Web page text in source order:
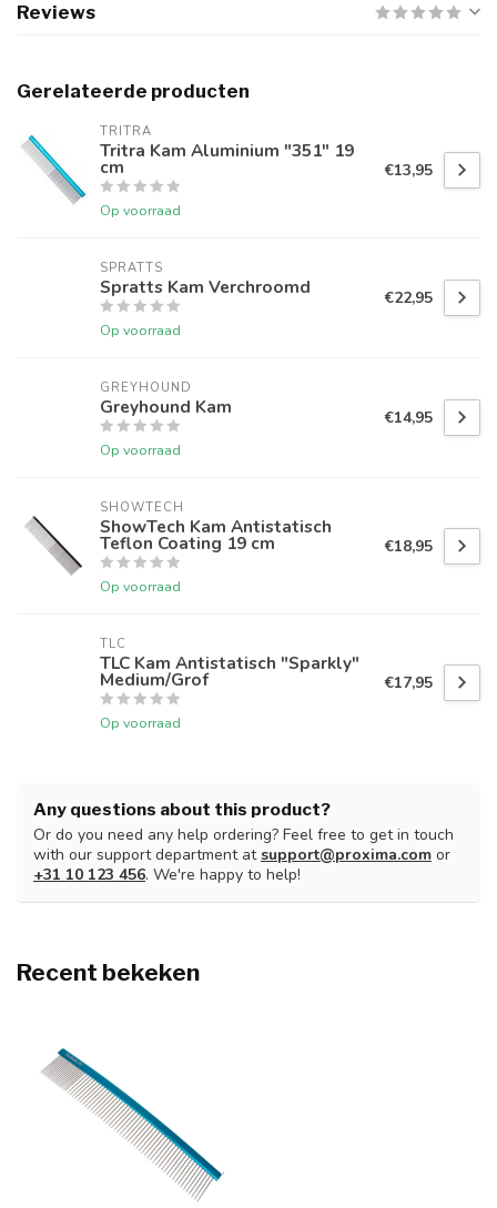
Reviews
Gerelateerde producten
TRITRA
Tritra Kam Aluminium "351" 19
cm
Op voorraad
€13,95
SPRATTS
Spratts Kam Verchroomd
Op voorraad
€22,95
GREYHOUND
Greyhound Kam
Op voorraad
€14,95
SHOWTECH
ShowTech Kam Antistatisch
Teflon Coating 19 cm
Op voorraad
€18,95
TLC
TLC Kam Antistatisch "Sparkly"
Medium/Grof
Op voorraad
€17,95
Any questions about this product?
Or do you need any help ordering? Feel free to get in touch
with our support department atsupport@proxima.com or
+31 10 123 456. We're happy to help!
Recent bekeken